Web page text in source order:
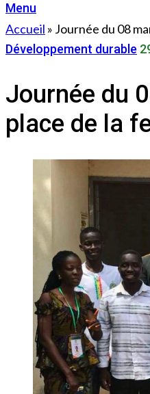
Menu
Accueil » Journée du 08
Développement durable
Journée du
place de la